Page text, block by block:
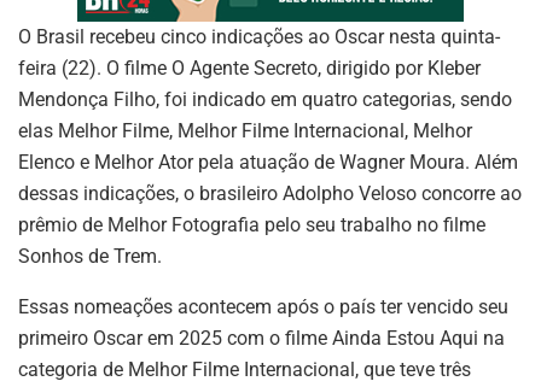
O Brasil recebeu cinco indicações ao Oscar nesta quinta-
feira (22). O filme O Agente Secreto, dirigido por Kleber
Mendonça Filho, foi indicado em quatro categorias, sendo
elas Melhor Filme, Melhor Filme Internacional, Melhor
Elenco e Melhor Ator pela atuação de Wagner Moura. Além
dessas indicações, o brasileiro Adolpho Veloso concorre ao
prêmio de Melhor Fotografia pelo seu trabalho no filme
Sonhos de Trem.
Essas nomeações acontecem após o país ter vencido seu
primeiro Oscar em 2025 com o filme Ainda Estou Aqui na
categoria de Melhor Filme Internacional, que teve três